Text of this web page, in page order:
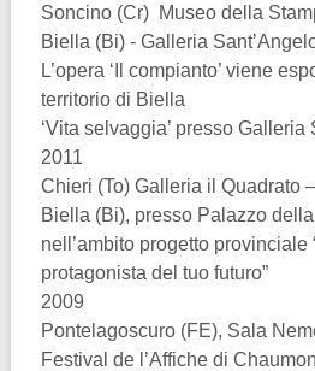
Soncino (Cr) Museo della
Biella (Bi) - Galleria
L’opera ‘Il compianto’ viene
territorio di Biella
‘Vita selvaggia’ presso
2011
Chieri (To) Galleria il Quadrato
Biella (Bi), presso Palazzo
nell’ambito progetto provinciale
protagonista del tuo futuro”
2009
Pontelagoscuro (FE), Sala
Festival de l’Affiche di